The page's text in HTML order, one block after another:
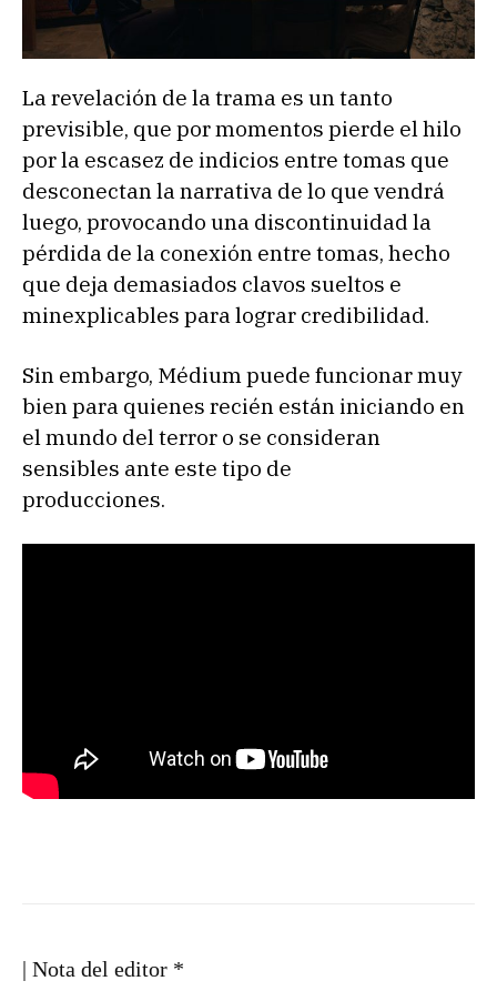
La revelación de la trama es un tanto
previsible, que por momentos pierde el hilo
por la escasez de indicios entre tomas que
desconectan la narrativa de lo que vendrá
luego, provocando una discontinuidad la
pérdida de la conexión entre tomas, hecho
que deja demasiados clavos sueltos e
minexplicables para lograr credibilidad.
Sin embargo, Médium puede funcionar muy
bien para quienes recién están iniciando en
el mundo del terror o se consideran
sensibles ante este tipo de
producciones.
| Nota del editor *